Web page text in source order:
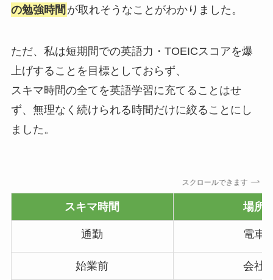
の勉強時間 が取れそうなことがわかりました。
ただ、私は短期間での英語力・TOEICスコアを爆
上げすることを目標としておらず、
スキマ時間の全てを英語学習に充てることはせ
ず、無理なく続けられる時間だけに絞ることにし
ました。
スクロールできます
スキマ時間 場所
通勤 電車
始業前 会社